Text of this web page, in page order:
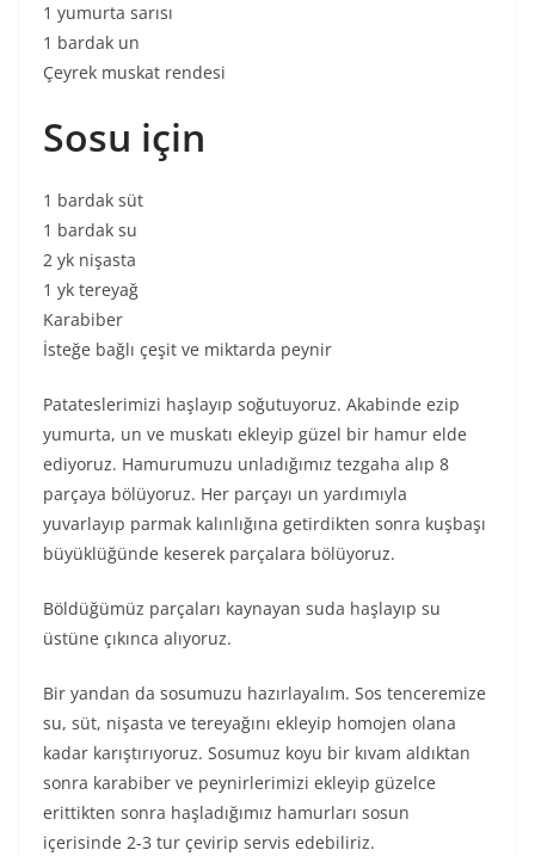
1 yumurta sarısı
1 bardak un
Çeyrek muskat rendesi
Sosu için
1 bardak süt
1 bardak su
2 yk nişasta
1 yk tereyağ
Karabiber
İsteğe bağlı çeşit ve miktarda peynir
Patateslerimizi haşlayıp soğutuyoruz. Akabinde ezip
yumurta, un ve muskatı ekleyip güzel bir hamur elde
ediyoruz. Hamurumuzu unladığımız tezgaha alıp 8
parçaya bölüyoruz. Her parçayı un yardımıyla
yuvarlayıp parmak kalınlığına getirdikten sonra kuşbaşı
büyüklüğünde keserek parçalara bölüyoruz.
Böldüğümüz parçaları kaynayan suda haşlayıp su
üstüne çıkınca alıyoruz.
Bir yandan da sosumuzu hazırlayalım. Sos tenceremize
su, süt, nişasta ve tereyağını ekleyip homojen olana
kadar karıştırıyoruz. Sosumuz koyu bir kıvam aldıktan
sonra karabiber ve peynirlerimizi ekleyip güzelce
erittikten sonra haşladığımız hamurları sosun
içerisinde 2-3 tur çevirip servis edebiliriz.